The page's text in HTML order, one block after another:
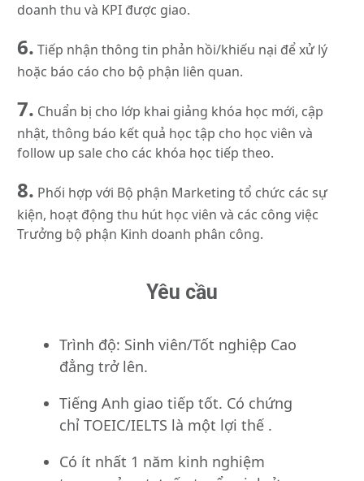
doanh thu và KPI được giao.
6. Tiếp nhận thông tin phản hồi/khiếu nại để xử lý
hoặc báo cáo cho bộ phận liên quan.
7. Chuẩn bị cho lớp khai giảng khóa học mới, cập
nhật, thông báo kết quả học tập cho học viên và
follow up sale cho các khóa học tiếp theo.
8. Phối hợp với Bộ phận Marketing tổ chức các sự
kiện, hoạt động thu hút học viên và các công việc
Trưởng bộ phận Kinh doanh phân công.
Yêu cầu
Trình độ: Sinh viên/Tốt nghiệp Cao
đẳng trở lên.
Tiếng Anh giao tiếp tốt. Có chứng
chỉ TOEIC/IELTS là một lợi thế .
Có ít nhất 1 năm kinh nghiệm